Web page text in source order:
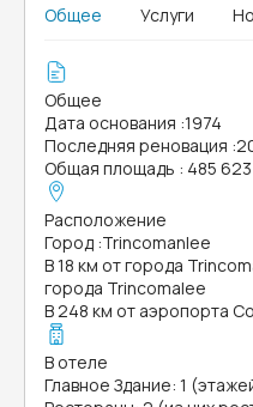
Общее Услуги
Общее
Дата основания :1974
Последняя реновация :
Общая площадь : 485 623
Расположение
Город :Trincomanlee
В 18 км от города
города Trincomalee
В 248 км от аэропорта
В отеле
Главное Здание: 1